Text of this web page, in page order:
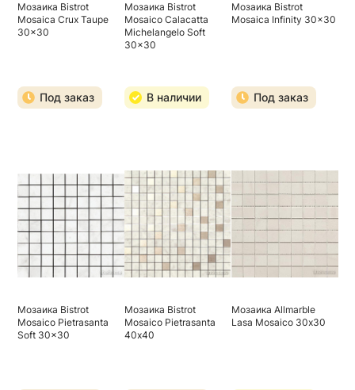
Мозаика Bistrot
Mosaica Crux Taupe
30x30
Под заказ
Мозаика Bistrot
Mosaico Calacatta
Michelangelo Soft
30x30
В наличии
Мозаика Bistrot
Mosaica Infinity 30x30
Под заказ
Мозаика Bistrot
Mosaico Pietrasanta
Soft 30x30
Мозаика Bistrot
Mosaico Pietrasanta
40х40
Мозаика Allmarble
Lasa Mosaico 30х30